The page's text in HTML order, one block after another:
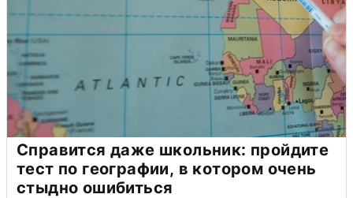
Справится даже школьник: пройдите
тест по географии, в котором очень
стыдно ошибиться